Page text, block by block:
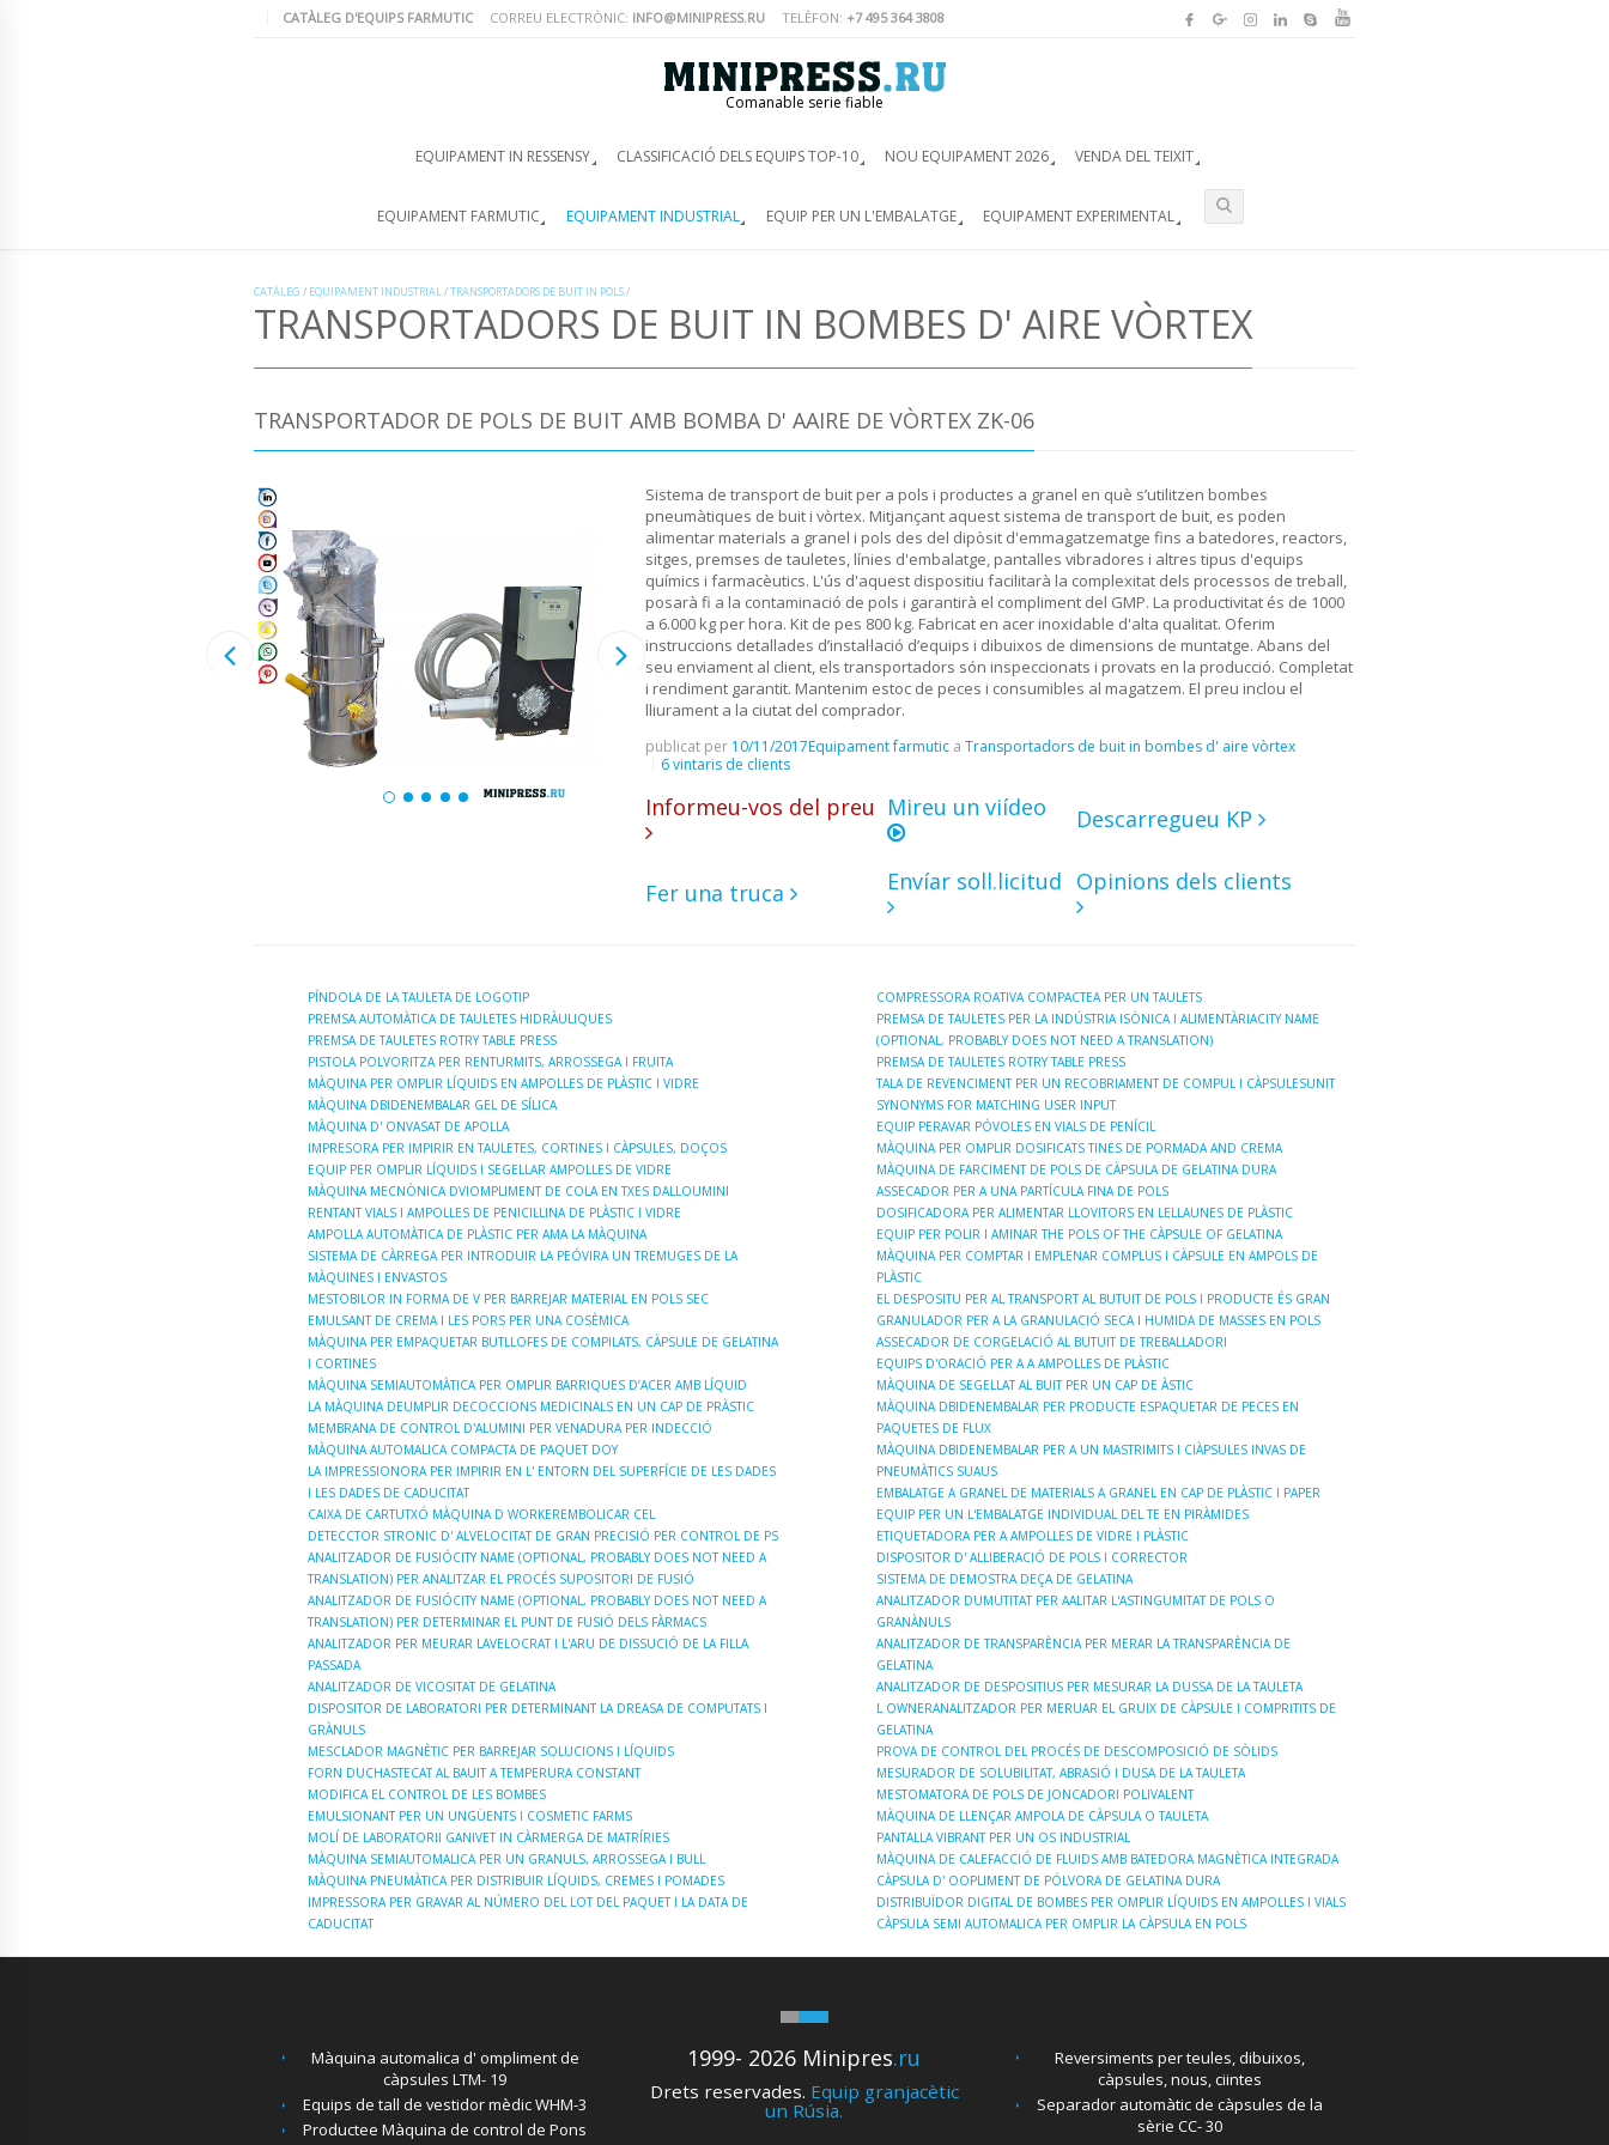
CATÀLEG D'EQUIPS FARMUTIC CORREU ELECTRÒNIC: INFO@MINIPRESS.RU TELÈFON: +7 495 364 3808
Comanable serie fiable
EQUIPAMENT IN RESSENSY CLASSIFICACIÓ DELS EQUIPS TOP-10 NOU EQUIPAMENT 2026 VENDA DEL TEIXIT
EQUIPAMENT FARMUTIC EQUIPAMENT INDUSTRIAL EQUIP PER UN L'EMBALATGE EQUIPAMENT EXPERIMENTAL
CATÀLEG / EQUIPAMENT INDUSTRIAL/TRANSPORTADORS DE BUIT IN POLS/
TRANSPORTADORS DE BUIT IN BOMBES D' AIRE VÒRTEX
TRANSPORTADOR DE POLS DE BUIT AMB BOMBA D' AAIRE DE VÒRTEX ZK-06
Sistema de transport de buit per a pols i productes a granel en què s’utilitzen bombes
pneumàtiques de buit i vòrtex. Mitjançant aquest sistema de transport de buit, es poden
alimentar materials a granel i pols des del dipòsit d'emmagatzematge fins a batedores, reactors,
sitges, premses de tauletes, línies d'embalatge, pantalles vibradores i altres tipus d'equips
químics i farmacèutics. L'ús d'aquest dispositiu facilitarà la complexitat dels processos de treball,
posarà fi a la contaminació de pols i garantirà el compliment del GMP. La productivitat és de 1000
a 6.000 kg per hora. Kit de pes 800 kg. Fabricat en acer inoxidable d'alta qualitat. Oferim
instruccions detallades d’instal·lació d’equips i dibuixos de dimensions de muntatge. Abans del
seu enviament al client, els transportadors són inspeccionats i provats en la producció. Completat
i rendiment garantit. Mantenim estoc de peces i consumibles al magatzem. El preu inclou el
lliurament a la ciutat del comprador.
publicat per 10/11/2017Equipament farmutic a Transportadors de buit in bombes d' aire vòrtex
6 vintaris de clients
Informeu-vos del preu Mireu un viídeo Descarregueu KP
Fer una truca Envíar soll.licitud Opinions dels clients
PÍNDOLA DE LA TAULETA DE LOGOTIP
PREMSA AUTOMÀTICA DE TAULETES HIDRÀULIQUES
PREMSA DE TAULETES ROTRY TABLE PRESS
PISTOLA POLVORITZA PER RENTURMITS, ARROSSEGA I FRUITA
MÀQUINA PER OMPLIR LÍQUIDS EN AMPOLLES DE PLÀSTIC I VIDRE
MÀQUINA DBIDENEMBALAR GEL DE SÍLICA
MÀQUINA D' ONVASAT DE APOLLA
IMPRESORA PER IMPIRIR EN TAULETES, CORTINES I CÀPSULES, DOÇOS
EQUIP PER OMPLIR LÍQUIDS I SEGELLAR AMPOLLES DE VIDRE
MÀQUINA MECNÒNICA DVIOMPLIMENT DE COLA EN TXES DALLOUMINI
RENTANT VIALS I AMPOLLES DE PENICIL·LINA DE PLÀSTIC I VIDRE
AMPOLLA AUTOMÀTICA DE PLÀSTIC PER AMA LA MÀQUINA
SISTEMA DE CÀRREGA PER INTRODUIR LA PEÓVIRA UN TREMUGES DE LA
MÀQUINES I ENVASTOS
MESTOBILOR IN FORMA DE V PER BARREJAR MATERIAL EN POLS SEC
EMULSANT DE CREMA I LES PORS PER UNA COSÈMICA
MÀQUINA PER EMPAQUETAR BUTLLOFES DE COMPILATS, CÀPSULE DE GELATINA
I CORTINES
MÀQUINA SEMIAUTOMÀTICA PER OMPLIR BARRIQUES D’ACER AMB LÍQUID
LA MÀQUINA DEUMPLIR DECOCCIONS MEDICINALS EN UN CAP DE PRÀSTIC
MEMBRANA DE CONTROL D'ALUMINI PER VENADURA PER INDECCIÓ
MÀQUINA AUTOMALICA COMPACTA DE PAQUET DOY
LA IMPRESSIONORA PER IMPIRIR EN L' ENTORN DEL SUPERFÍCIE DE LES DADES
I LES DADES DE CADUCITAT
CAIXA DE CARTUTXÓ MÀQUINA D WORKEREMBOLICAR CEL
DETECCTOR STRONIC D' ALVELOCITAT DE GRAN PRECISIÓ PER CONTROL DE PS
ANALITZADOR DE FUSIÓCITY NAME (OPTIONAL, PROBABLY DOES NOT NEED A
TRANSLATION) PER ANALITZAR EL PROCÉS SUPOSITORI DE FUSIÓ
ANALITZADOR DE FUSIÓCITY NAME (OPTIONAL, PROBABLY DOES NOT NEED A
TRANSLATION) PER DETERMINAR EL PUNT DE FUSIÓ DELS FÀRMACS
ANALITZADOR PER MEURAR LAVELOCRAT I L'ARU DE DISSUCIÓ DE LA FILLA
PASSADA
ANALITZADOR DE VICOSITAT DE GELATINA
DISPOSITOR DE LABORATORI PER DETERMINANT LA DREASA DE COMPUTATS I
GRÀNULS
MESCLADOR MAGNÈTIC PER BARREJAR SOLUCIONS I LÍQUIDS
FORN DUCHASTECAT AL BAUIT A TEMPERURA CONSTANT
MODIFICA EL CONTROL DE LES BOMBES
EMULSIONANT PER UN UNGÜENTS I COSMETIC FARMS
MOLÍ DE LABORATORII GANIVET IN CÀRMERGA DE MATRÍRIES
MÀQUINA SEMIAUTOMALICA PER UN GRANULS, ARROSSEGA I BULL
MÀQUINA PNEUMÀTICA PER DISTRIBUIR LÍQUIDS, CREMES I POMADES
IMPRESSORA PER GRAVAR AL NÚMERO DEL LOT DEL PAQUET I LA DATA DE
CADUCITAT
COMPRESSORA ROATIVA COMPACTEA PER UN TAULETS
PREMSA DE TAULETES PER LA INDÚSTRIA ISÒNICA I ALIMENTÀRIACITY NAME
(OPTIONAL, PROBABLY DOES NOT NEED A TRANSLATION)
PREMSA DE TAULETES ROTRY TABLE PRESS
TALA DE REVENCIMENT PER UN RECOBRIAMENT DE COMPUL I CÀPSULESUNIT
SYNONYMS FOR MATCHING USER INPUT
EQUIP PERAVAR PÓVOLES EN VIALS DE PENÍCIL
MÀQUINA PER OMPLIR DOSIFICATS TINES DE PORMADA AND CREMA
MÀQUINA DE FARCIMENT DE POLS DE CÀPSULA DE GELATINA DURA
ASSECADOR PER A UNA PARTÍCULA FINA DE POLS
DOSIFICADORA PER ALIMENTAR LLOVITORS EN LELLAUNES DE PLÀSTIC
EQUIP PER POLIR I AMINAR THE POLS OF THE CÀPSULE OF GELATINA
MÀQUINA PER COMPTAR I EMPLENAR COMPLUS I CÀPSULE EN AMPOLS DE
PLÀSTIC
EL DESPOSITU PER AL TRANSPORT AL BUTUIT DE POLS I PRODUCTE ÉS GRAN
GRANULADOR PER A LA GRANULACIÓ SECA I HUMIDA DE MASSES EN POLS
ASSECADOR DE CORGELACIÓ AL BUTUIT DE TREBALLADORI
EQUIPS D'ORACIÓ PER A A AMPOLLES DE PLÀSTIC
MÀQUINA DE SEGELLAT AL BUIT PER UN CAP DE ÀSTIC
MÀQUINA DBIDENEMBALAR PER PRODUCTE ESPAQUETAR DE PECES EN
PAQUETES DE FLUX
MÀQUINA DBIDENEMBALAR PER A UN MASTRIMITS I CIÀPSULES INVAS DE
PNEUMÀTICS SUAUS
EMBALATGE A GRANEL DE MATERIALS A GRANEL EN CAP DE PLÀSTIC I PAPER
EQUIP PER UN L'EMBALATGE INDIVIDUAL DEL TE EN PIRÀMIDES
ETIQUETADORA PER A AMPOLLES DE VIDRE I PLÀSTIC
DISPOSITOR D' ALLIBERACIÓ DE POLS I CORRECTOR
SISTEMA DE DEMOSTRA DEÇA DE GELATINA
ANALITZADOR DUMUTITAT PER AALITAR L'ASTINGUMITAT DE POLS O
GRANÀNULS
ANALITZADOR DE TRANSPARÈNCIA PER MERAR LA TRANSPARÈNCIA DE
GELATINA
ANALITZADOR DE DESPOSITIUS PER MESURAR LA DUSSA DE LA TAULETA
L OWNERANALITZADOR PER MERUAR EL GRUIX DE CÀPSULE I COMPRITITS DE
GELATINA
PROVA DE CONTROL DEL PROCÉS DE DESCOMPOSICIÓ DE SÒLIDS
MESURADOR DE SOLUBILITAT, ABRASIÓ I DUSA DE LA TAULETA
MESTOMATORA DE POLS DE JONCADORI POLIVALENT
MÀQUINA DE LLENÇAR AMPOLA DE CÀPSULA O TAULETA
PANTALLA VIBRANT PER UN OS INDUSTRIAL
MÀQUINA DE CALEFACCIÓ DE FLUIDS AMB BATEDORA MAGNÈTICA INTEGRADA
CÀPSULA D' OOPLIMENT DE PÓLVORA DE GELATINA DURA
DISTRIBUÏDOR DIGITAL DE BOMBES PER OMPLIR LÍQUIDS EN AMPOLLES I VIALS
CÀPSULA SEMI AUTOMALICA PER OMPLIR LA CÀPSULA EN POLS
Màquina automalica d' ompliment de
càpsules LTM- 19
Equips de tall de vestidor mèdic WHM-3
Productee Màquina de control de Pons
1999- 2026 Minipres.ru
Drets reservades. Equip granjacètic
un Rúsia.
Reversiments per teules, dibuixos,
càpsules, nous, ciintes
Separador automàtic de càpsules de la
sèrie CC- 30